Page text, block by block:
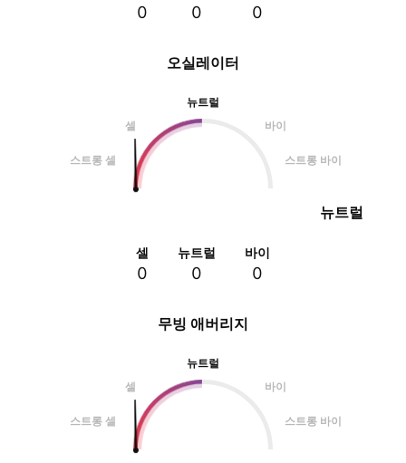
오실레이터
뉴트럴
셀
바이
스트롱 셀 스트롱 바이
뉴트럴
셀
0
뉴트럴
0
바이
0
0 0 0
무빙 애버리지
뉴트럴
셀
바이
스트롱 셀 스트롱 바이